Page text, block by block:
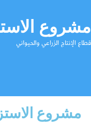
مشروع
قطاع الإنتاج الزراعي والحيواني
مشروع